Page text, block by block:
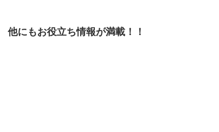
他にもお役立ち情報が満載！！